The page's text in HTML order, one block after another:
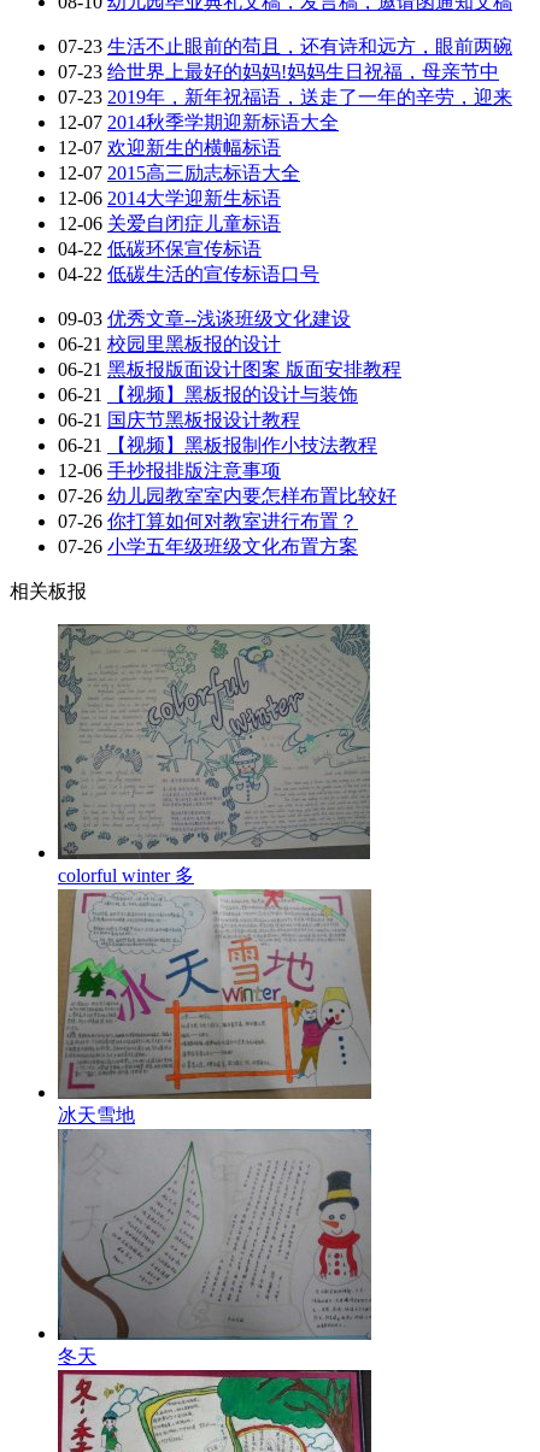
07-23 生活不止眼前的苟且，还有诗和远方，眼前两碗
07-23 给世界上最好的妈妈!妈妈生日祝福，母亲节中
07-23 2019年，新年祝福语，送走了一年的辛劳，迎来
12-07 2014秋季学期迎新标语大全
12-07 欢迎新生的横幅标语
12-07 2015高三励志标语大全
12-06 2014大学迎新生标语
12-06 关爱自闭症儿童标语
04-22 低碳环保宣传标语
04-22 低碳生活的宣传标语口号
09-03 优秀文章--浅谈班级文化建设
06-21 校园里黑板报的设计
06-21 黑板报版面设计图案 版面安排教程
06-21
【视频】黑板报的设计与装饰
06-21 国庆节黑板报设计教程
06-21
【视频】黑板报制作小技法教程
12-06 手抄报排版注意事项
07-26 幼儿园教室室内要怎样布置比较好
07-26 你打算如何对教室进行布置？
07-26 小学五年级班级文化布置方案
相关板报
colorful winter 多
冰天雪地
冬天